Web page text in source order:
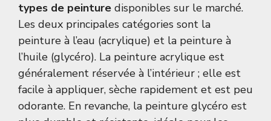
types de peinture disponibles sur le marché.
Les deux principales catégories sont la
peinture à l’eau (acrylique) et la peinture à
l’huile (glycéro). La peinture acrylique est
généralement réservée à l’intérieur ; elle est
facile à appliquer, sèche rapidement et est peu
odorante. En revanche, la peinture glycéro est